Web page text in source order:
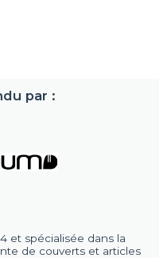
par :
et spécialisée dans la
de couverts et articles